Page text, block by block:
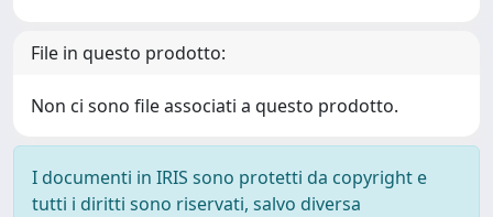
File in questo prodotto:
Non ci sono file associati a questo prodotto.
I documenti in IRIS sono protetti da copyright e
tutti i diritti sono riservati, salvo diversa